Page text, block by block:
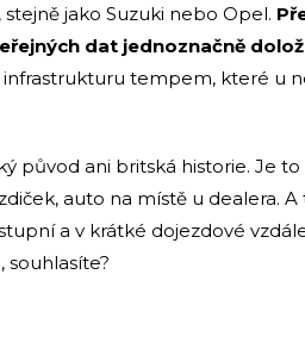
jako Suzuki nebo Opel.
dat jednoznačně
tempem, které u
původ ani britská historie. Je
auto na místě u dealera.
a v krátké dojezdové